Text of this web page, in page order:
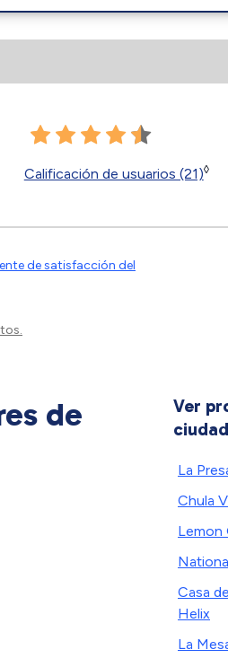
Calificación de usuarios (21)◊
de satisfacción del
de
Ver
La
Chula
Lemon
Casa
Helix
La